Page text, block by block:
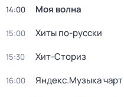
14:00 Моя волна
15:00 Хиты по-русски
15:30 Хит-Сториз
16:00
Яндекс.Музыка чарт